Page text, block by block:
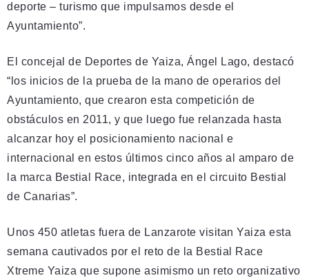
deporte – turismo que impulsamos desde el
Ayuntamiento”.
El concejal de Deportes de Yaiza, Ángel Lago, destacó
“los inicios de la prueba de la mano de operarios del
Ayuntamiento, que crearon esta competición de
obstáculos en 2011, y que luego fue relanzada hasta
alcanzar hoy el posicionamiento nacional e
internacional en estos últimos cinco años al amparo de
la marca Bestial Race, integrada en el circuito Bestial
de Canarias”.
Unos 450 atletas fuera de Lanzarote visitan Yaiza esta
semana cautivados por el reto de la Bestial Race
Xtreme Yaiza que supone asimismo un reto organizativo